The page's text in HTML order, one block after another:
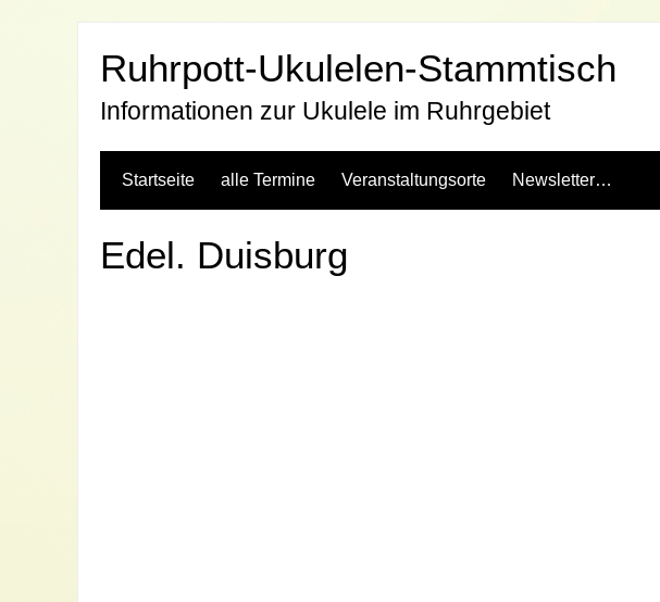
Ruhrpott-Ukulelen-Stammtisch
Informationen zur Ukulele im Ruhrgebiet
Startseite alle Termine Veranstaltungsorte Newsletter…
Edel. Duisburg